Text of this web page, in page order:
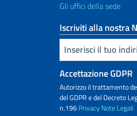
Gli uffici della sede
Iscriviti alla nostra
Inserisci la tua email
Accettazione GDPR
Autorizzo il trattamento
del GDPR e del Decreto
n.196PrivacyNote Legali